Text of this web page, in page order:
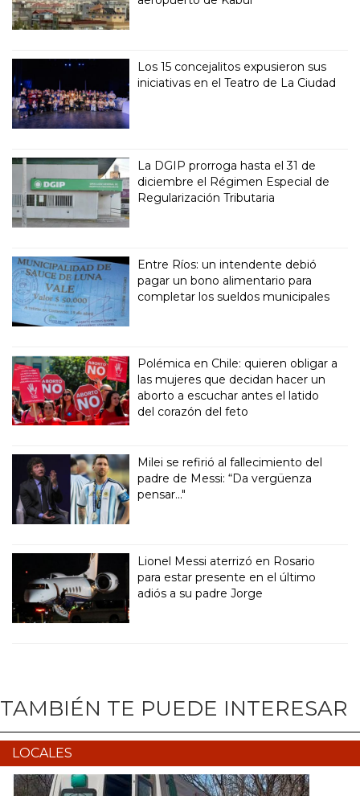
Los 15 concejalitos expusieron sus
iniciativas en el Teatro de La Ciudad
La DGIP prorroga hasta el 31 de
diciembre el Régimen Especial de
Regularización Tributaria
Entre Ríos: un intendente debió
pagar un bono alimentario para
completar los sueldos municipales
Polémica en Chile: quieren obligar a
las mujeres que decidan hacer un
aborto a escuchar antes el latido
del corazón del feto
Milei se refirió al fallecimiento del
padre de Messi: “Da vergüenza
pensar..."
Lionel Messi aterrizó en Rosario
para estar presente en el último
adiós a su padre Jorge
TAMBIÉN TE PUEDE INTERESAR
LOCALES